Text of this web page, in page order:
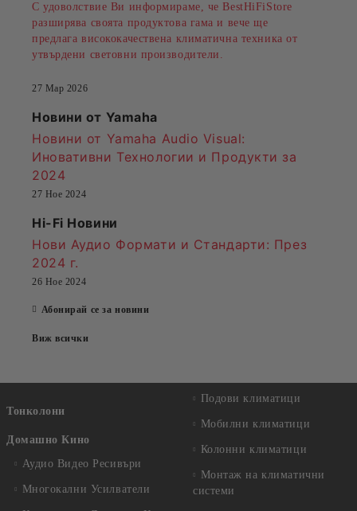
С удоволствие Ви информираме, че BestHiFiStore
разширява своята продуктова гама и вече ще
предлага висококачествена климатична техника от
утвърдени световни производители.
27 Мар 2026
Новини от Yamaha
Новини от Yamaha Audio Visual:
Иновативни Технологии и Продукти за
2024
27 Ное 2024
Hi-Fi Новини
Нови Аудио Формати и Стандарти: През
2024 г.
26 Ное 2024
Абонирай се за новини
Виж всички
Тонколони
Домашно Кино
Аудио Видео Рeсивъри
Многокални Усилватели
Подови климатици
Мобилни климатици
Колонни климатици
Монтаж на климатични
системи